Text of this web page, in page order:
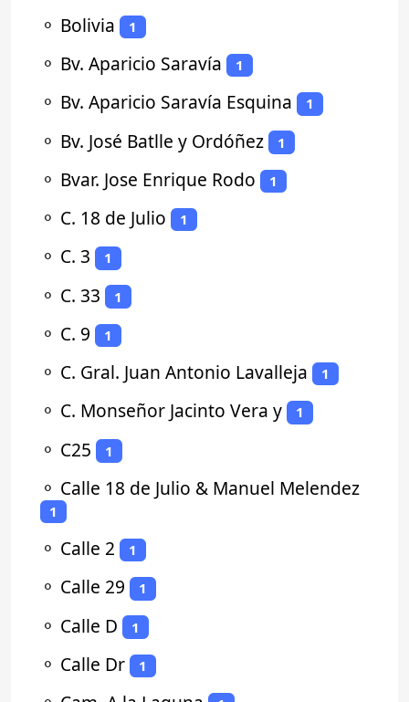
⚬ Bolivia 1
⚬ Bv. Aparicio Saravía 1
⚬ Bv. Aparicio Saravía Esquina 1
⚬ Bv. José Batlle y Ordóñez 1
⚬ Bvar. Jose Enrique Rodo 1
⚬ C. 18 de Julio 1
⚬ C. 3 1
⚬ C. 33 1
⚬ C. 9 1
⚬ C. Gral. Juan Antonio Lavalleja 1
⚬ C. Monseñor Jacinto Vera y 1
⚬ C25 1
⚬ Calle 18 de Julio & Manuel Melendez
1
⚬ Calle 2 1
⚬ Calle 29 1
⚬ Calle D 1
⚬ Calle Dr 1